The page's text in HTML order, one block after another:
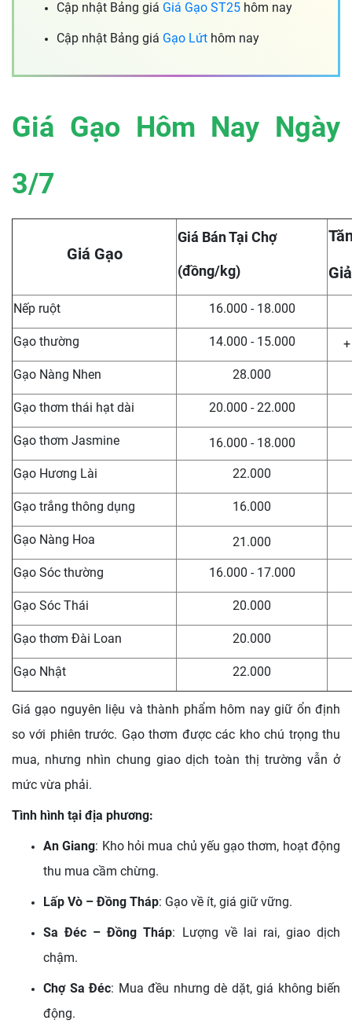
Cập nhật Bảng giá Giá Gạo ST25 hôm nay
Cập nhật Bảng giá Gạo Lứt hôm nay
Giá Gạo Hôm Nay Ngày
3/7
Giá Gạo
Giá Bán Tại Chợ
(đồng/kg)
Nếp ruột 16.000 - 18.000
Gạo thường 14.000 - 15.000
Gạo Nàng Nhen 28.000
Gạo thơm thái hạt dài 20.000 - 22.000
Gạo thơm Jasmine 16.000 - 18.000
Gạo Hương Lài 22.000
Gạo trắng thông dụng 16.000
Gạo Nàng Hoa 21.000
Gạo Sóc thường 16.000 - 17.000
Gạo Sóc Thái 20.000
Gạo thơm Đài Loan 20.000
Gạo Nhật 22.000
Giá gạo nguyên liệu và thành phẩm hôm nay giữ ổn định
so với phiên trước. Gạo thơm được các kho chú trọng thu
mua, nhưng nhìn chung giao dịch toàn thị trường vẫn ở
mức vừa phải.
Tình hình tại địa phương:
An Giang: Kho hỏi mua chủ yếu gạo thơm, hoạt động
thu mua cầm chừng.
Lấp Vò – Đồng Tháp: Gạo về ít, giá giữ vững.
Sa Đéc – Đồng Tháp: Lượng về lai rai, giao dịch
chậm.
Chợ Sa Đéc: Mua đều nhưng dè dặt, giá không biến
động.